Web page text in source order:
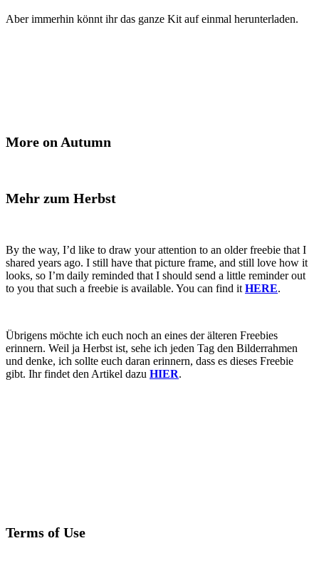
Aber immerhin könnt ihr das ganze Kit auf einmal herunterladen.
More on Autumn
Mehr zum Herbst
By the way, I’d like to draw your attention to an older freebie that I
shared years ago. I still have that picture frame, and still love how it
looks, so I’m daily reminded that I should send a little reminder out
to you that such a freebie is available. You can find it HERE.
Übrigens möchte ich euch noch an eines der älteren Freebies
erinnern. Weil ja Herbst ist, sehe ich jeden Tag den Bilderrahmen
und denke, ich sollte euch daran erinnern, dass es dieses Freebie
gibt. Ihr findet den Artikel dazu HIER.
Terms of Use